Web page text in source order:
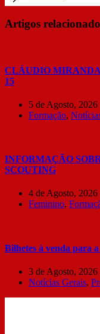
Artigos
CLÁUDIO MIRANDA
15
5 de Agosto, 2026
Formação,
INFORMAÇÃO
SCOUTING
4 de Agosto, 2026
Feminino,
Bilhetes à venda para
3 de Agosto, 2026
Notícias Gerais,